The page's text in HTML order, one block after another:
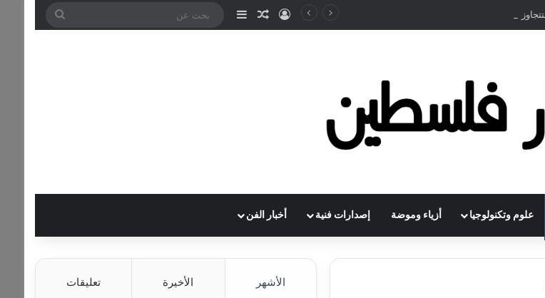
تسجيل الدخول
مقال عشوائي
إضافة عمود جانبي
علوم وتكنولوجيا أزياء وموضة إصدارات فنية أخبار الفن
الأشهر الأخيرة تعليقات